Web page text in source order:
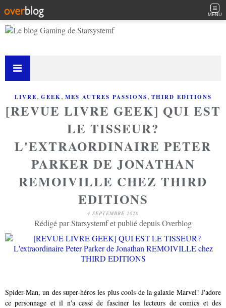
MENU
LIVRE, GEEK, MES AUTRES PASSIONS, THIRD EDITIONS
[REVUE LIVRE GEEK] QUI EST
LE TISSEUR?
L'EXTRAORDINAIRE PETER
PARKER DE JONATHAN
REMOIVILLE CHEZ THIRD
EDITIONS
4 SEPTEMBRE 2020
Rédigé par Starsystemf et publié depuis Overblog
Spider-Man, un des super-héros les plus cools de la galaxie Marvel! J'adore
ce personnage et il n'a cessé de fasciner les lecteurs de comics et des